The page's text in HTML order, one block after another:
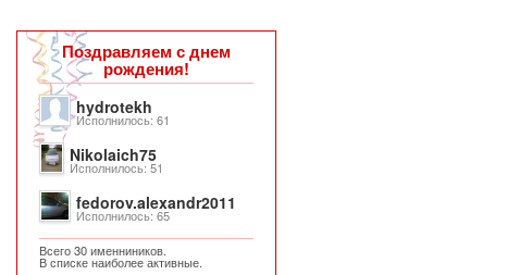
Поздравляем с днем
рождения!
hydrotekh
Исполнилось: 61
Nikolaich75
Исполнилось: 51
fedorov.alexandr2011
Исполнилось: 65
Всего 30 именниников.
В списке наиболее активные.